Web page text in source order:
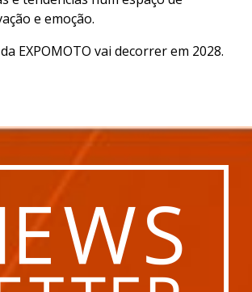
e emoção.
EXPOMOTO vai decorrer em 2028.